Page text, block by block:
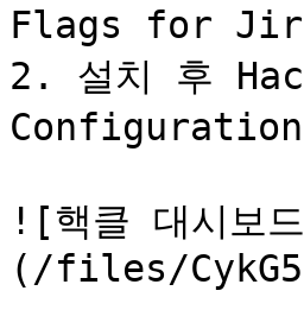
Flags for Jira
2. 설치 후
Configuration
![핵클 대시
(/files/